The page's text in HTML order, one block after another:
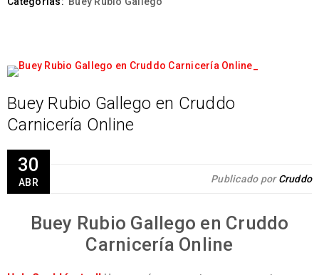
Buey Rubio Gallego en Cruddo
Carnicería Online
30
ABR Publicado porCruddo
Buey Rubio Gallego en Cruddo
Carnicería Online